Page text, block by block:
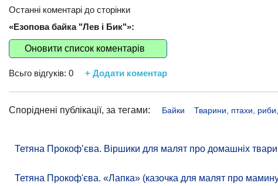
Останні коментарі до сторінки
«Езопова байка "Лев і Бик"»:
Оновити список коментарів
Всьго відгуків: 0 + Додати коментар
Споріднені публікації, за тегами: Байки Тварини, птахи,
Тетяна Прокоф’єва. Віршики для малят про домашніх
Тетяна Прокоф'єва. «Лапка» (казочка для малят про